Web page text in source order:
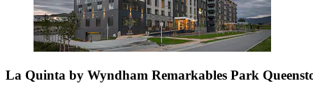
La Quinta by Wyndham Remarkables Park